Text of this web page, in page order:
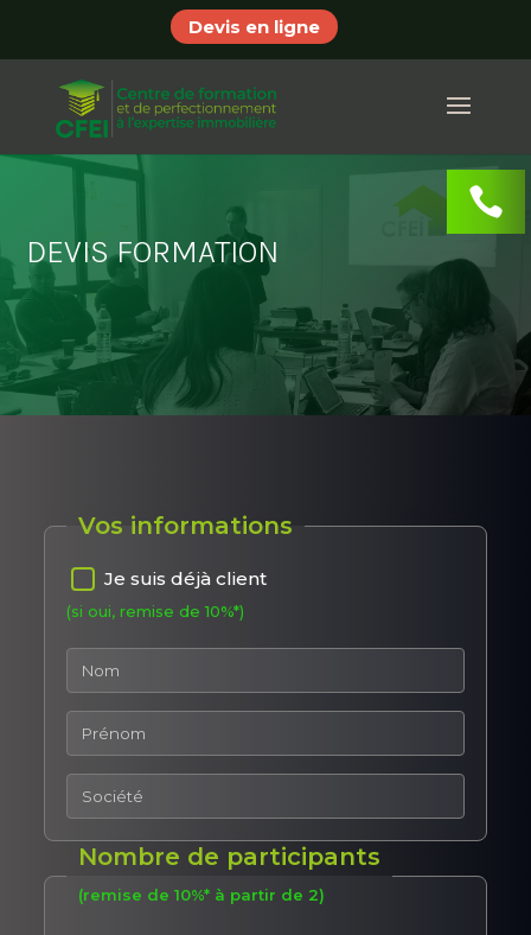
Devis en ligne
DEVIS FORMATION
Vos informations
Je suis déjà client
(si oui, remise de 10%*)
Nombre de participants
(remise de 10%* à partir de 2)